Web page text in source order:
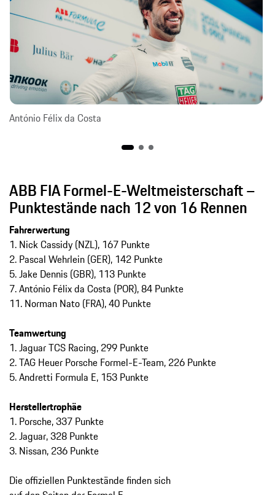
António Félix da Costa
ABB FIA Formel-E-Weltmeisterschaft –
Punktestände nach 12 von 16 Rennen
Fahrerwertung
1. Nick Cassidy (NZL), 167 Punkte
2. Pascal Wehrlein (GER), 142 Punkte
5. Jake Dennis (GBR), 113 Punkte
7. António Félix da Costa (POR), 84 Punkte
11. Norman Nato (FRA), 40 Punkte
Teamwertung
1. Jaguar TCS Racing, 299 Punkte
2. TAG Heuer Porsche Formel-E-Team, 226 Punkte
5. Andretti Formula E, 153 Punkte
Herstellertrophäe
1. Porsche, 337 Punkte
2. Jaguar, 328 Punkte
3. Nissan, 236 Punkte
Die offiziellen Punktestände finden sich